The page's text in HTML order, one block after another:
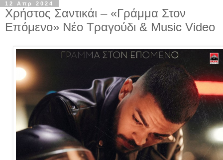
12 Απρ 2024
Χρήστος Σαντικάι – «Γράμμα Στον
Επόμενο» Νέο Τραγούδι & Music Video